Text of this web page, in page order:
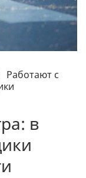
Работают с
в